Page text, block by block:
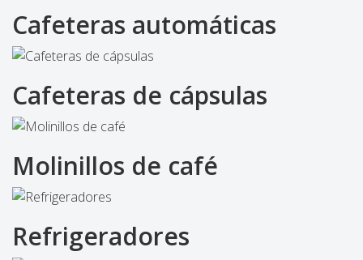
Cafeteras automáticas
Cafeteras de cápsulas
Molinillos de café
Refrigeradores